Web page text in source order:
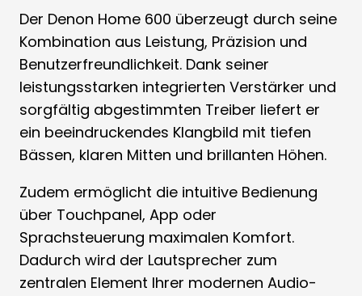
Der Denon Home 600 überzeugt durch seine
Kombination aus Leistung, Präzision und
Benutzerfreundlichkeit. Dank seiner
leistungsstarken integrierten Verstärker und
sorgfältig abgestimmten Treiber liefert er
ein beeindruckendes Klangbild mit tiefen
Bässen, klaren Mitten und brillanten Höhen.
Zudem ermöglicht die intuitive Bedienung
über Touchpanel, App oder
Sprachsteuerung maximalen Komfort.
Dadurch wird der Lautsprecher zum
zentralen Element Ihrer modernen Audio-